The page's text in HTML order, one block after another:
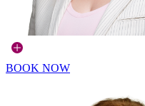
BOOK NOW